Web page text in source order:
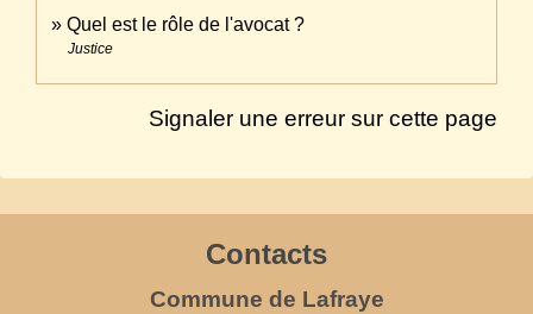
Quel est le rôle de l'avocat ?
Justice
Signaler une erreur sur cette page
Contacts
Commune de Lafraye